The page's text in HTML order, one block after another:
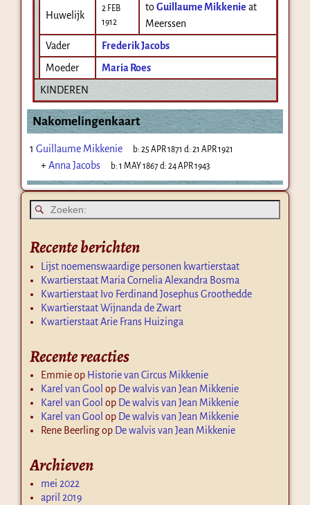
Huwelijk
2 FEB
1912
toGuillaume Mikkenie at
Meerssen
Vader
Frederik Jacobs
Moeder
Maria Roes
KINDEREN
Nakomelingenkaart
1 Guillaume Mikkenie b:25 APR 1871 d:21 APR 1921
+Anna Jacobs b:1 MAY 1867d:24 APR 1943
Recente berichten
Lijst noemenswaardige personen kwartierstaat
Kwartierstaat Maria Cornelia Alexandra Bosma
Kwartierstaat Ivo Ferdinand Josephus Groothedde
Kwartierstaat Wijnanda de Zwart
Kwartierstaat Arie Frans Huizinga
Recente reacties
Emmieop Historie van Circus Mikkenie
Karel van Gool op De walvis van Jean Mikkenie
Karel van Gool op De walvis van Jean Mikkenie
Karel van Gool op De walvis van Jean Mikkenie
Rene Beerlingop De walvis van Jean Mikkenie
Archieven
mei 2022
april 2019